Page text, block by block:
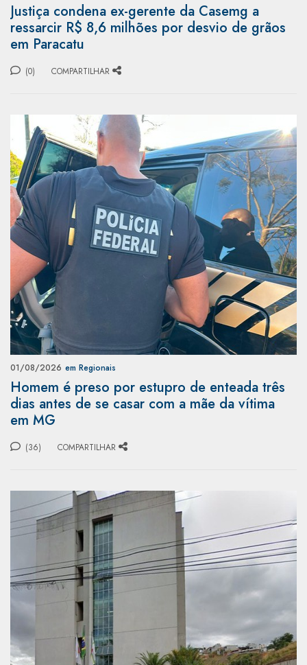
Justiça condena ex-gerente da Casemg a
ressarcir R$ 8,6 milhões por desvio de grãos
em Paracatu
(0) COMPARTILHAR
01/08/2026 em Regionais
Homem é preso por estupro de enteada três
dias antes de se casar com a mãe da vítima
em MG
(36) COMPARTILHAR